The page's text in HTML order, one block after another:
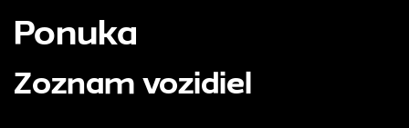
Ponuka
Zoznam vozidiel